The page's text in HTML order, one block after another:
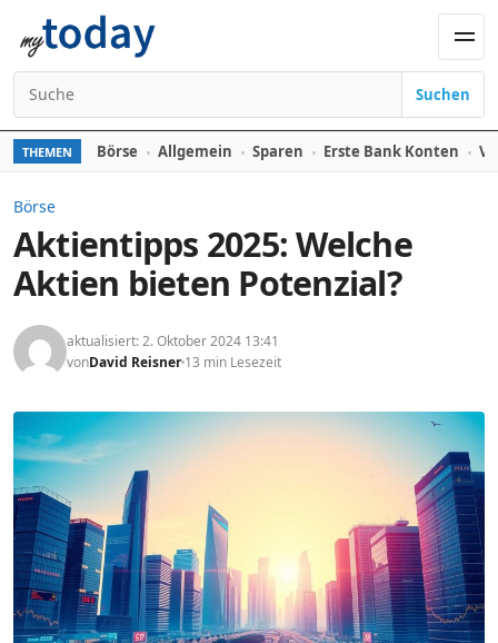
Zum Inhalt springen
Suchen nach:
Suchen
THEMEN Börse Allgemein Sparen Erste Bank Konten
Börse
Aktientipps 2025: Welche
Aktien bieten Potenzial?
aktualisiert: 2. Oktober 2024 13:41
vonDavid Reisner 13 min Lesezeit